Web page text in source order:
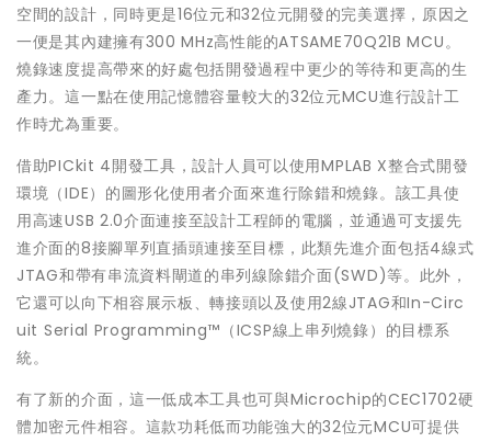
空間的設計，同時更是16位元和32位元開發的完美選擇，原因之
一便是其內建擁有300 MHz高性能的ATSAME70Q21B MCU。
燒錄速度提高帶來的好處包括開發過程中更少的等待和更高的生
產力。這一點在使用記憶體容量較大的32位元MCU進行設計工
作時尤為重要。
借助PICkit 4開發工具，設計人員可以使用MPLAB X整合式開發
環境（IDE）的圖形化使用者介面來進行除錯和燒錄。該工具使
用高速USB 2.0介面連接至設計工程師的電腦，並通過可支援先
進介面的8接腳單列直插頭連接至目標，此類先進介面包括4線式
JTAG和帶有串流資料閘道的串列線除錯介面(SWD)等。此外，
它還可以向下相容展示板、轉接頭以及使用2線JTAG和In-Circ
uit Serial Programming™（ICSP線上串列燒錄）的目標系
統。
有了新的介面，這一低成本工具也可與Microchip的CEC1702硬
體加密元件相容。這款功耗低而功能強大的32位元MCU可提供